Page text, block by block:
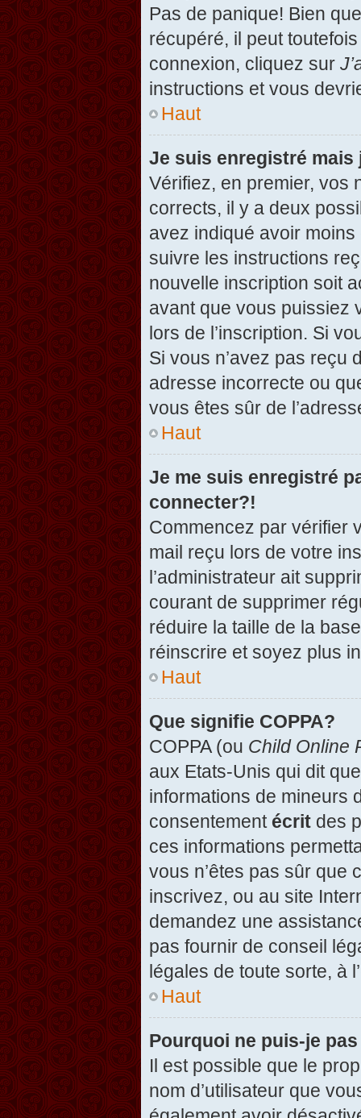
Pas de panique! Bien
récupéré, il peut
connexion, cliquez sur
instructions et vous
Haut
Je suis enregistré mais
Vérifiez, en premier, vos
corrects, il y a deux
avez indiqué avoir
suivre les instructions
nouvelle inscription soit
avant que vous puissiez
lors de l’inscription. Si
Si vous n’avez pas reçu
adresse incorrecte ou
vous êtes sûr de
Haut
Je me suis enregistré
connecter?!
Commencez par vérifier
mail reçu lors de votre
l’administrateur ait
courant de supprimer
réduire la taille de la
réinscrire et soyez plus
Haut
Que signifie COPPA?
COPPA (ou Child Online
aux Etats-Unis qui dit
informations de mineurs
consentement écrit des
ces informations
vous n’êtes pas sûr que
inscrivez, ou au site
demandez une
pas fournir de conseil
légales de toute sorte, à
Haut
Pourquoi ne puis-je
Il est possible que le
nom d’utilisateur que